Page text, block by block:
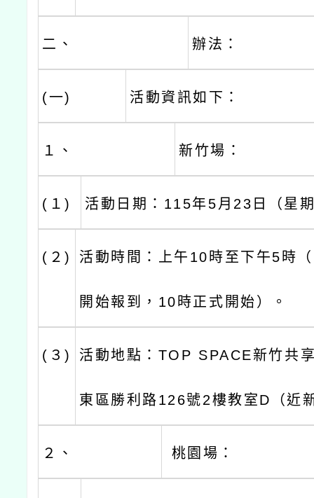
二、 辦法：
(一) 活動資訊如下：
１、 新竹場：
(１) 活動日期：115年5月23日（星
(２) 活動時間：上午10時至下午5時
開始報到，10時正式開始）。
(３) 活動地點：TOP SPACE新竹共
東區勝利路126號2樓教室D（近
２、 桃園場：